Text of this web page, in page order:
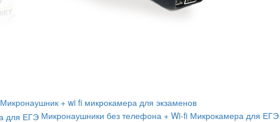
Микронаушник + wi fi микрокамера для экзаменов
Микронаушники без телефона + Wi-fi Микрокамера для ЕГЭ